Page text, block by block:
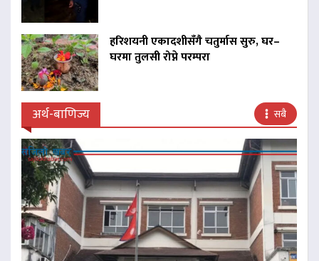
हरिशयनी एकादशीसँगै चतुर्मास सुरु, घर–
घरमा तुलसी रोप्ने परम्परा
अर्थ-बाणिज्य सबै